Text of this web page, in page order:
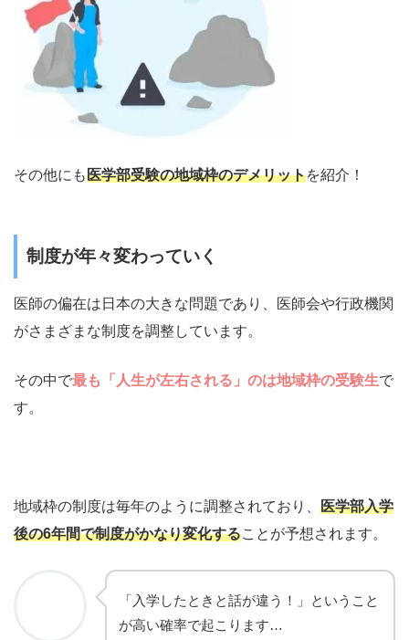
その他にも医学部受験の地域枠のデメリットを紹介！
制度が年々変わっていく
医師の偏在は日本の大きな問題であり、医師会や行政機関
がさまざまな制度を調整しています。
その中で最も「人生が左右される」のは地域枠の受験生で
す。
地域枠の制度は毎年のように調整されており、 医学部入学
後の6年間で制度がかなり変化することが予想されます。
「入学したときと話が違う！」ということ
が高い確率で起こります…